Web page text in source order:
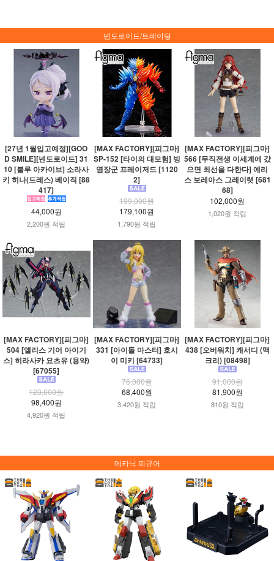
넨도로이드/트레이딩
[27년 1월입고예정][GOO
D SMILE][넨도로이드] 31
10 [블루 아카이브] 소라사
키 히나(드레스) 베이직 [88
417]
44,000원
2,200원 적립
[MAX FACTORY][피그마]
SP-152 [타이의 대모험] 빙
염장군 프레이저드 [1120
2]
199,000원
179,100원
1,790원 적립
[MAX FACTORY][피그마]
566 [무직전생 이세계에 갔
으면 최선을 다한다] 에리
스 보레아스 그레이랫 [681
68]
102,000원
1,020원 적립
[MAX FACTORY][피그마]
504 [앨리스 기어 아이기
스] 히라사카 요츠유 (용약)
[67055]
123,000원
98,400원
4,920원 적립
[MAX FACTORY][피그마]
331 [아이돌 마스터] 호시
이 미키 [64733]
76,000원
68,400원
3,420원 적립
[MAX FACTORY][피그마]
438 [오버워치] 캐서디 (맥
크리) [08498]
91,000원
81,900원
810원 적립
메카닉 피규어